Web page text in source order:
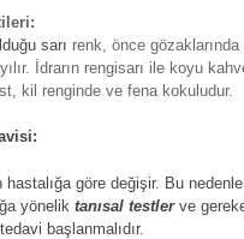
sarı renk, önce göz
İdrarın rengisarı ile koyu
, kil renginde ve fena kokuludur.
hastalığa göre değişir. Bu
yönelik tanısal testlerve
başlanmalıdır.